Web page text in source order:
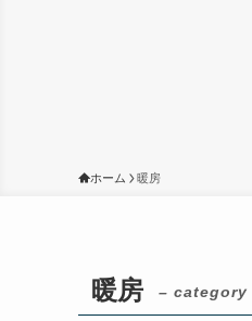
ホーム 暖房
暖房 – category